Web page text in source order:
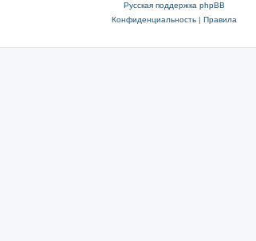
Русская поддержка phpBB
Конфиденциальность| Правила